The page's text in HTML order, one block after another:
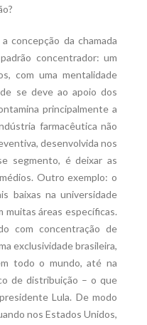
concepção da chamada
concentrador: um
com uma mentalidade
se deve ao apoio dos
principalmente a
farmacêutica não
desenvolvida nos
segmento, é deixar as
Outro exemplo: o
baixas na universidade
muitas áreas específicas.
com concentração de
exclusividade brasileira,
todo o mundo, até na
de distribuição – o que
Lula. De modo
nos Estados Unidos,